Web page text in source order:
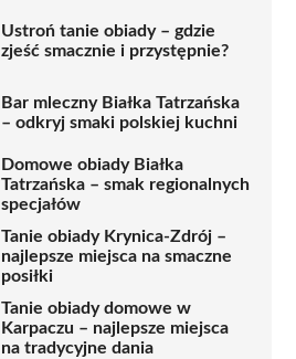
Ustroń tanie obiady – gdzie
zjeść smacznie i przystępnie?
Bar mleczny Białka Tatrzańska
– odkryj smaki polskiej kuchni
Domowe obiady Białka
Tatrzańska – smak regionalnych
specjałów
Tanie obiady Krynica-Zdrój –
najlepsze miejsca na smaczne
posiłki
Tanie obiady domowe w
Karpaczu – najlepsze miejsca
na tradycyjne dania